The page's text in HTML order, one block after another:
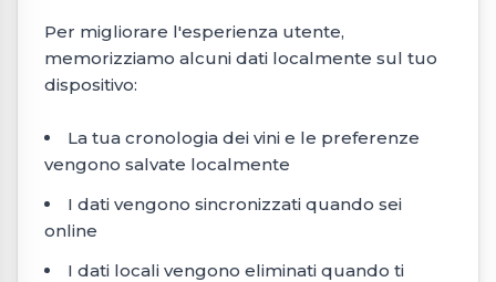
Per migliorare l'esperienza utente,
memorizziamo alcuni dati localmente sul tuo
dispositivo:
La tua cronologia dei vini e le preferenze
vengono salvate localmente
I dati vengono sincronizzati quando sei
online
I dati locali vengono eliminati quando ti